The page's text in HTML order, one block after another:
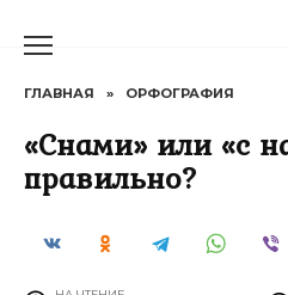
ГЛАВНАЯ » ОРФОГРАФИЯ
«Снами» или «с
правильно?